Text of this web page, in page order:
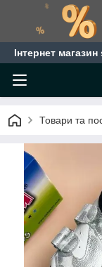
Інтернет
Товари та